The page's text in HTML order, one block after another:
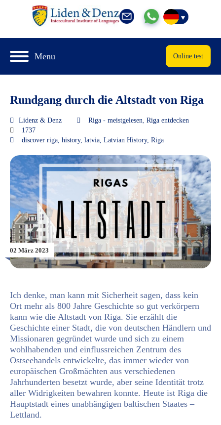
Menu Online test
Rundgang durch die Altstadt von Riga
Lidenz & Denz Riga - meistgelesen Riga entdecken
1737
discover riga history, latvia Latvian History, Riga
02 März 2023
Ich denke, man kann mit Sicherheit sagen, dass kein
Ort mehr als 800 Jahre Geschichte so gut verkörpern
kann wie die Altstadt von Riga. Sie erzählt die
Geschichte einer Stadt, die von deutschen Händlern und
Missionaren gegründet wurde und sich zu einem
wohlhabenden und einflussreichen Zentrum des
Ostseehandels entwickelte, das immer wieder von
europäischen Großmächten aus verschiedenen
Jahrhunderten besetzt wurde, aber seine Identität trotz
aller Widrigkeiten bewahren konnte. Heute ist Riga die
Hauptstadt eines unabhängigen baltischen Staates –
Lettland.